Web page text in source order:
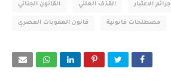
القانون الجنائي القذف العلني جرائم الاعتبار
قانون العقوبات المصري مصطلحات قانونية